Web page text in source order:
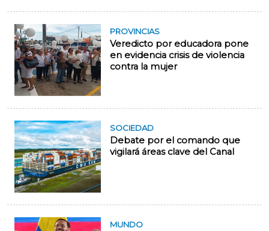
PROVINCIAS
Veredicto por educadora pone
en evidencia crisis de violencia
contra la mujer
SOCIEDAD
Debate por el comando que
vigilará áreas clave del Canal
MUNDO